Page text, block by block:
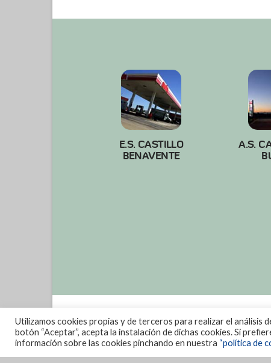
E.S. CASTILLO
BENAVENTE
A.S.
Utilizamos cookies propias y de terceros para realizar el análisis
botón “Aceptar”, acepta la instalación de dichas cookies. Si
información sobre las cookies pinchando en nuestra “política de